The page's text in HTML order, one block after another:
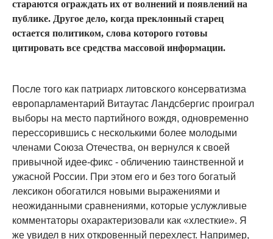
стараются ограждать их от волнений и появлений на
публике. Другое дело, когда преклонный старец
остается политиком, слова которого готовы
цитировать все средства массовой информации.
После того как патриарх литовского консерватизма
европарламентарий Витаутас Ландсбергис проиграл
выборы на место партийного вождя, одновременно
перессорившись с несколькими более молодыми
членами Союза Отечества, он вернулся к своей
привычной идее-фикс - обличению таинственной и
ужасной России. При этом его и без того богатый
лексикон обогатился новыми выражениями и
неожиданными сравнениями, которые услужливые
комментаторы охарактеризовали как «хлесткие». Я
же увидел в них откровенный перехлест. Например,